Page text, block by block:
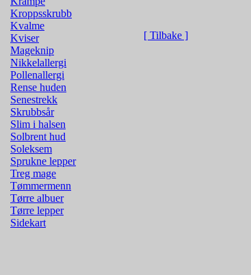
Kroppsskrubb
Kvalme
Kviser
Mageknip
Nikkelallergi
Pollenallergi
Rense huden
Senestrekk
Skrubbsår
Slim i halsen
Solbrent hud
Soleksem
Sprukne lepper
Treg mage
Tømmermenn
Tørre albuer
Tørre lepper
Sidekart
[ Tilbake ]